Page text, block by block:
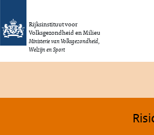
Rijksinstituut voor
Volksgezondheid en Milieu
Ministerie van Volksgezondheid,
Welzijn en Sport